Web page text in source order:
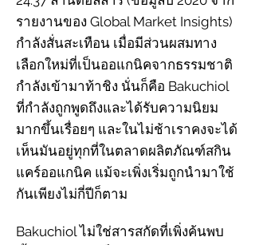
รายงานของ Global Market Insights)
กำลังสั่นสะเทือน เมื่อมีส่วนผสมทาง
เลือกใหม่ที่เป็นออแกนิคจากธรรมชาติ
กำลังเข้ามาท้าชิง นั่นก็คือ Bakuchiol
ที่กำลังถูกพูดถึงและได้รับความนิยม
มากขึ้นเรื่อยๆ และในไม่ช้าเราคงจะได้
เห็นมันอยู่ทุกที่ในตลาดผลิตภัณฑ์สกิน
แคร์ออแกนิค แม้จะเพิ่งเริ่มถูกนำมาใช้
กันเพียงไม่กี่ปีก็ตาม
Bakuchiol ไม่ใช่สารสกัดที่เพิ่งค้นพบ